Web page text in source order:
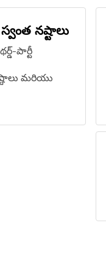
నష్టాలు
పార్టీ
మరియు